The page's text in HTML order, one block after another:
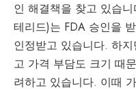
인 해결책을 찾고 있습
테리드)는 FDA 승인을
인정받고 있습니다. 하
고 가격 부담도 크기 때
려하고 있습니다. 이때